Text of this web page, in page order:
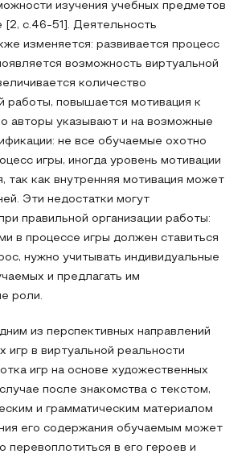
изучения учебных предметов
[2, с.46-51]. Деятельность
изменяется: развивается процесс
возможность виртуальной
количество
работы, повышается мотивация к
авторы указывают и на возможные
не все обучаемые охотно
игры, иногда уровень мотивации
так как внутренняя мотивация может
Эти недостатки могут
правильной организации работы:
в процессе игры должен ставиться
нужно учитывать индивидуальные
и предлагать им
роли.
из перспективных направлений
игр в виртуальной реальности
игр на основе художественных
после знакомства с текстом,
и грамматическим материалом
его содержания обучаемым может
перевоплотиться в его героев и